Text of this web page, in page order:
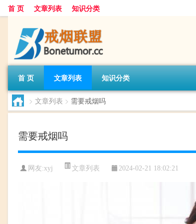
首 页 文章列表 知识分类
首 页 文章列表 知识分类
> 文章列表 > 需要戒烟吗
需要戒烟吗
网友:xyj 文章列表 2024-02-21 18:02:21